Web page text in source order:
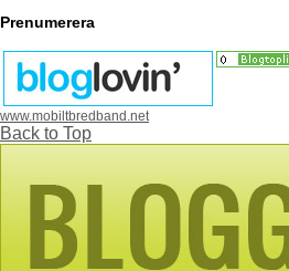
Prenumerera
www.mobiltbredband.net
Back to Top